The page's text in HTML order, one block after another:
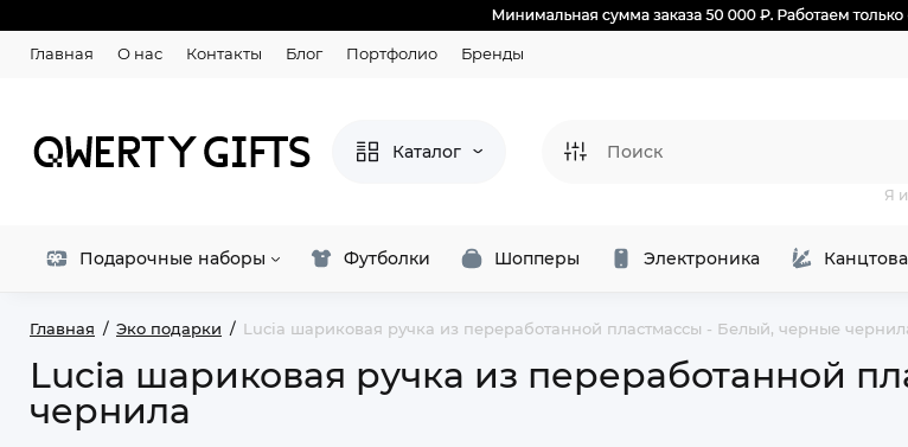
Главная О нас Контакты Блог Портфолио Бренды
Каталог
Я
Подарочные наборы Футболки Шопперы Электроника
Главная Эко подарки Lucia шариковая ручка из переработанной пластмассы - Белый, черные
Lucia шариковая ручка из переработанной
чернила